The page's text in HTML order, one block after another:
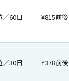
／60日 ¥815前後
／30日 ¥378前後